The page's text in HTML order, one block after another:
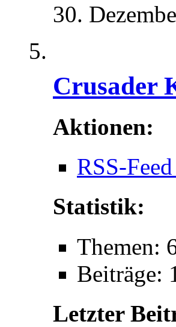
30.
Crusader
Aktionen:
RSS-
Statistik:
Themen:
Beiträge:
Letzter